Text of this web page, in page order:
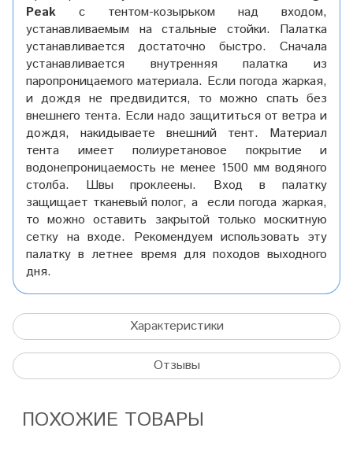
Peak с тентом-козырьком над входом,
устанавливаемым на стальные стойки. Палатка
устанавливается достаточно быстро. Сначала
устанавливается внутренняя палатка из
паропроницаемого материала. Если погода жаркая,
и дождя не предвидится, то можно спать без
внешнего тента. Если надо защититься от ветра и
дождя, накидываете внешний тент. Материал
тента имеет полиуретановое покрытие и
водонепроницаемость не менее 1500 мм водяного
столба. Швы проклеены. Вход в палатку
защищает тканевый полог, а если погода жаркая,
то можно оставить закрытой только москитную
сетку на входе. Рекомендуем использовать эту
палатку в летнее время для походов выходного
дня.
Характеристики
Отзывы
ПОХОЖИЕ ТОВАРЫ